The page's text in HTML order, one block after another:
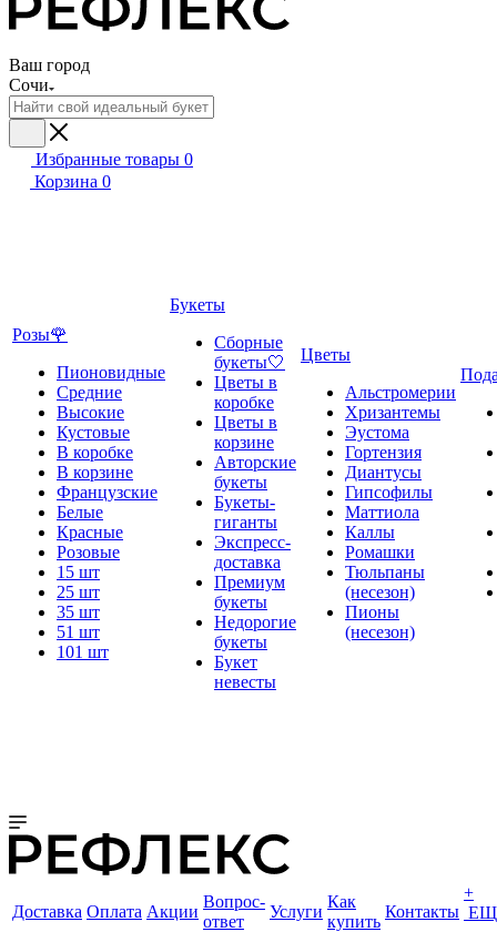
Ваш город
Сочи
Избранные товары 0
Корзина 0
Розы🌹
Пионовидные
Средние
Высокие
Кустовые
В коробке
В корзине
Французские
Белые
Красные
Розовые
15 шт
25 шт
35 шт
51 шт
101 шт
Букеты
Сборные
букеты🤍
Цветы в
коробке
Цветы в
корзине
Авторские
букеты
Букеты-
гиганты
Экспресс-
доставка
Премиум
букеты
Недорогие
букеты
Букет
невесты
Цветы
Альстромерии
Хризантемы
Эустома
Гортензия
Диантусы
Гипсофилы
Маттиола
Каллы
Ромашки
Тюльпаны
(несезон)
Пионы
(несезон)
Доставка Оплата Акции
Вопрос-
ответ
Услуги
Как
купить
Контакты
+